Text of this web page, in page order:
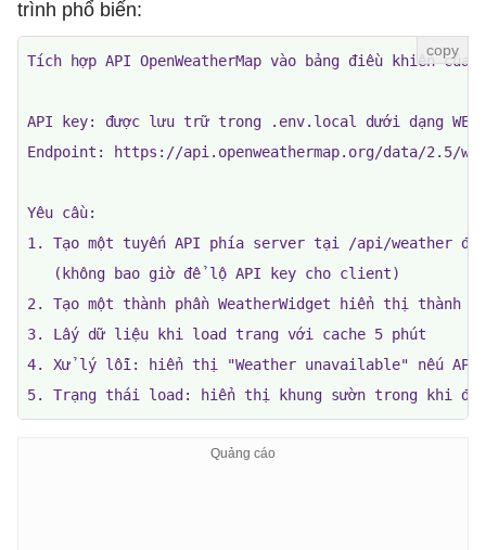
trình phổ biến:
Tích hợp API OpenWeatherMap vào bảng điều khiển
API key: được lưu trữ trong .env.local dưới dạng
Endpoint: https://api.openweathermap.org/data/2.5/
Yêu cầu:
1. Tạo một tuyến API phía server tại /api/weather để
   (không bao giờ để lộ API key cho client)
2. Tạo một thành phần WeatherWidget hiển thị thành
3. Lấy dữ liệu khi load trang với cache 5 phút
4. Xử lý lỗi: hiển thị "Weather unavailable" nếu
5. Trạng thái load: hiển thị khung sườn trong khi